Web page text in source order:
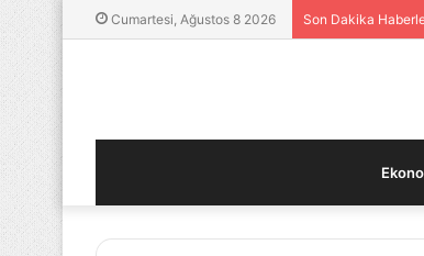
Cumartesi, Ağustos 8 2026 Son Dakika